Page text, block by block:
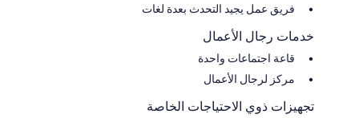
فريق عمل يجيد التحدث بعدة لغات
خدمات رجال الأعمال
قاعة اجتماعات واحدة
مركز لرجال الأعمال
تجهيزات ذوي الاحتياجات الخاصة